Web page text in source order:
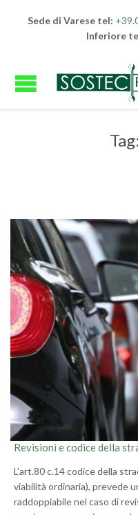
Sede di Varese tel:
Inferiore
Tag:
Revisioni e codice della
L’art.80 c.14 codice della
viabilità ordinaria), prevede
raddoppiabile nel caso di